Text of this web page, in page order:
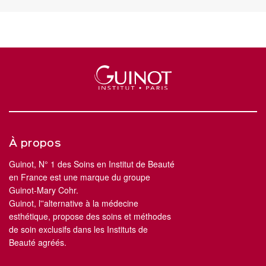
À propos
Guinot, N° 1 des Soins en Institut de Beauté
en France est une marque du groupe
Guinot-Mary Cohr.
Guinot, l''alternative à la médecine
esthétique, propose des soins et méthodes
de soin exclusifs dans les Instituts de
Beauté agréés.